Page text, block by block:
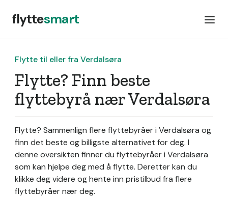
flyttesmart
Flytte til eller fra Verdalsøra
Flytte? Finn beste
flyttebyrå nær Verdalsøra
Flytte? Sammenlign flere flyttebyråer i Verdalsøra og
finn det beste og billigste alternativet for deg. I
denne oversikten finner du flyttebyråer i Verdalsøra
som kan hjelpe deg med å flytte. Deretter kan du
klikke deg videre og hente inn pristilbud fra flere
flyttebyråer nær deg.